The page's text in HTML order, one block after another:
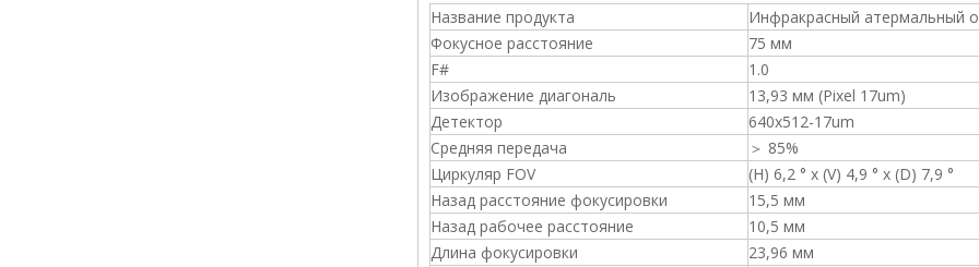
Название продукта
Инфракрасный атермальный
Фокусное расстояние
75 мм
F#
1.0
Изображение диагональ
13,93 мм (Pixel 17um)
Детектор
640x512-17um
Средняя передача
＞ 85%
Циркуляр FOV
(H) 6,2 ° x (V) 4,9 ° x (D) 7,9 °
Назад расстояние фокусировки
15,5 мм
Назад рабочее расстояние
10,5 мм
Длина фокусировки
23,96 мм